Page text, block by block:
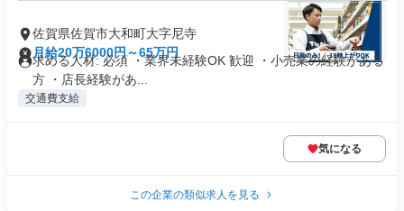
佐賀県佐賀市大和町大字尼寺
月給20万6000円～65万円
求める人材: 必須 ・業界未経験OK 歓迎 ・小売業の経験がある
方 ・店長経験があ...
交通費支給
気になる
この企業の類似求人を見る